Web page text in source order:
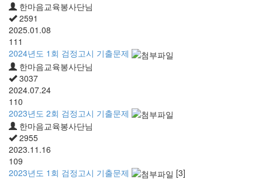
한마음교육봉사단님
2591
2025.01.08
111
2024년도 1회 검정고시 기출문제
한마음교육봉사단님
3037
2024.07.24
110
2023년도 2회 검정고시 기출문제
한마음교육봉사단님
2955
2023.11.16
109
2023년도 1회 검정고시 기출문제
[3]